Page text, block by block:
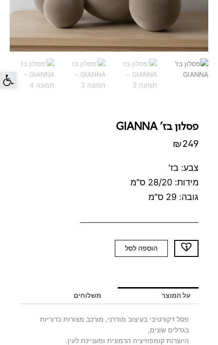
פתח
פסלון בז' GIANNA
₪249
צבע: בז'
מידות: 28/20 ס"מ
גובה: 29 ס"מ
כמות
של
GIANNA
הוספה לסל
על המוצר משלוחים
פסל דקורטיבי בעיצוב מודרני, מורכב מצורות כדוריות
בגדלים שונים,
היוצרות קומפוזיציה הרמונית ומעניינת לעין.